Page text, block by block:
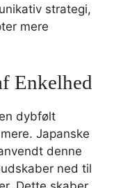
strategi,
mere
Enkelhed
dybfølt
Japanske
denne
ned til